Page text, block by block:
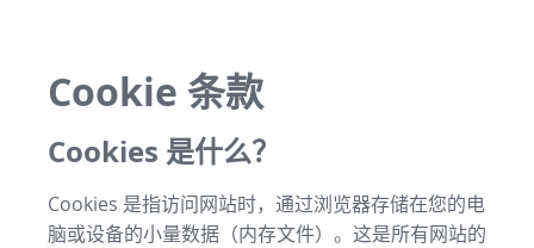
Cookie 条款
Cookies 是什么？
Cookies 是指访问网站时，通过浏览器存储在您的电
脑或设备的小量数据（内存文件）。这是所有网站的